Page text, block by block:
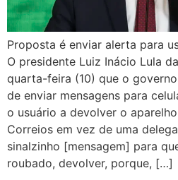
Proposta é enviar alerta para
O presidente Luiz Inácio Lula
quarta-feira (10) que o
de enviar mensagens para
o usuário a devolver o
Correios em vez de uma
sinalzinho [mensagem] para
roubado, devolver, porque, […]